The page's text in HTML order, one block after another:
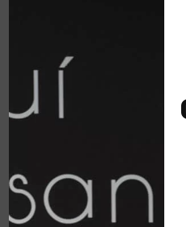
La Fundación Puentes del
anualmente, el Descenso
Paseo Solidario Puentes
Responsabilidad Social en